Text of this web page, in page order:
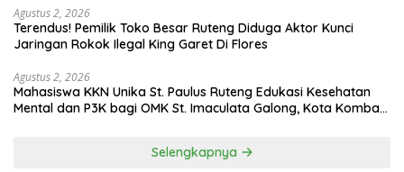
Agustus 2, 2026
Terendus! Pemilik Toko Besar Ruteng Diduga Aktor Kunci
Jaringan Rokok Ilegal King Garet Di Flores
Agustus 2, 2026
Mahasiswa KKN Unika St. Paulus Ruteng Edukasi Kesehatan
Mental dan P3K bagi OMK St. Imaculata Galong, Kota Komba
Selengkapnya